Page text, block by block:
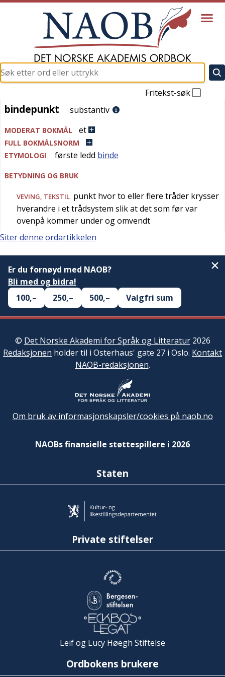
Fritekst-søk
bindepunkt
bindepunkt substantiv
MODERAT BOKMÅL et
FULL BOKMÅLSNORM
ETYMOLOGI
første ledd binde
BETYDNING OG BRUK
VEVING, TEKSTIL punkt hvor to eller flere tråder krysser
hverandre i et trådsystem slik at det som før var
ovenpå kommer under og omvendt
Siter denne ordartikkelen
Er du fornøyd med NAOB?
Bli med og bidra!
100,–
250,– 500,– Valgfri sum
© Det Norske Akademi for Språk og Litteratur2026
Redaksjonen holder til i Osterhaus' gate 27 i Oslo. Kontakt
NAOB-redaksjonen.
Om bruk av informasjonskapsler/cookies på naob.no
NAOBs finansielle støttespillere i 2026
Staten
Private stiftelser
Leif og Lucy Høegh Stiftelse
Ordbokens brukere